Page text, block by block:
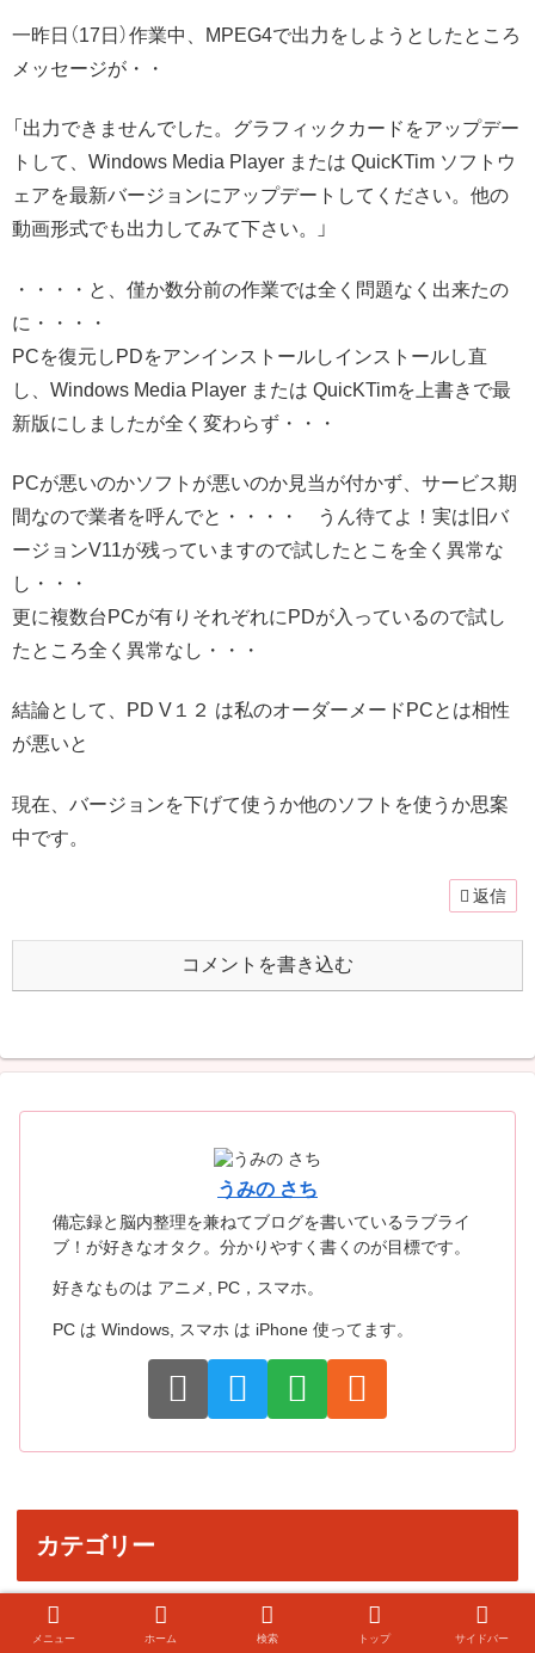
一昨日（17日）作業中、MPEG4で出力をしようとしたところ
メッセージが・・
「出力できませんでした。グラフィックカードをアップデー
トして、Windows Media Player または QuicKTim ソフトウ
ェアを最新バージョンにアップデートしてください。他の
動画形式でも出力してみて下さい。」
・・・・と、僅か数分前の作業では全く問題なく出来たの
に・・・・
PCを復元しPDをアンインストールしインストールし直
し、Windows Media Player または QuicKTimを上書きで最
新版にしましたが全く変わらず・・・
PCが悪いのかソフトが悪いのか見当が付かず、サービス期
間なので業者を呼んでと・・・・ うん待てよ！実は旧バ
ージョンV11が残っていますので試したとこを全く異常な
し・・・
更に複数台PCが有りそれぞれにPDが入っているので試し
たところ全く異常なし・・・
結論として、PD V１２ は私のオーダーメードPCとは相性
が悪いと
現在、バージョンを下げて使うか他のソフトを使うか思案
中です。
返信
コメントを書き込む
うみの さち
備忘録と脳内整理を兼ねてブログを書いているラブライ
ブ！が好きなオタク。分かりやすく書くのが目標です。
好きなものは アニメ, PC，スマホ。
PC は Windows, スマホ は iPhone 使ってます。
カテゴリー
Apple Watch
メニュー ホーム 検索 トップ サイドバー